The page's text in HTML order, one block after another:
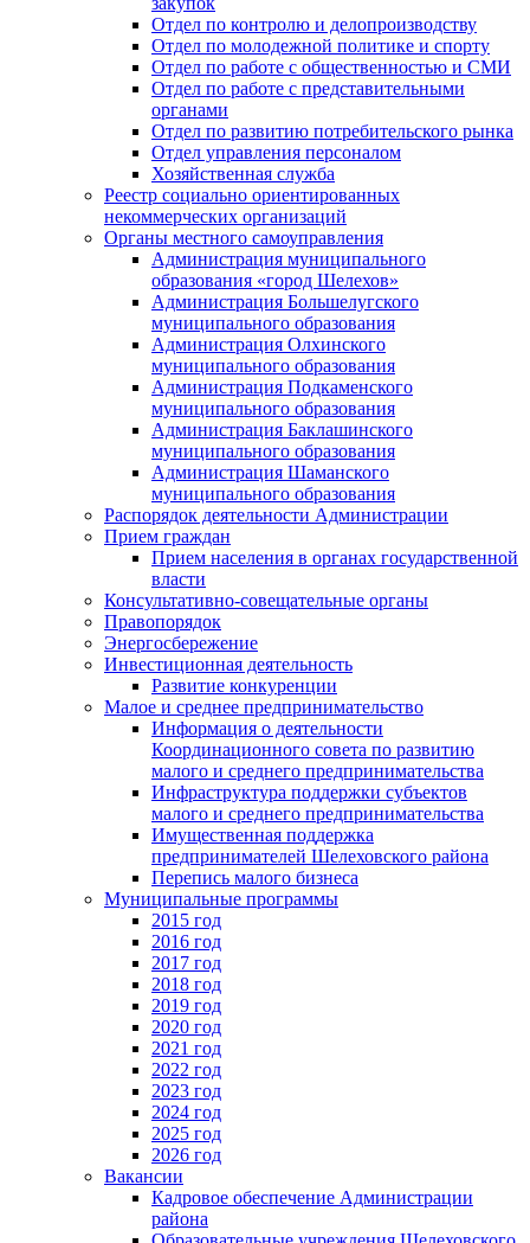
Отдел по контролю и делопроизводству
Отдел по молодежной политике и спорту
Отдел по работе с общественностью и СМИ
Отдел по работе с представительными
органами
Отдел по развитию потребительского рынка
Отдел управления персоналом
Хозяйственная служба
Реестр социально ориентированных
некоммерческих организаций
Органы местного самоуправления
Администрация муниципального
образования «город Шелехов»
Администрация Большелугского
муниципального образования
Администрация Олхинского
муниципального образования
Администрация Подкаменского
муниципального образования
Администрация Баклашинского
муниципального образования
Администрация Шаманского
муниципального образования
Распорядок деятельности Администрации
Прием граждан
Прием населения в органах государственной
власти
Консультативно-совещательные органы
Правопорядок
Энергосбережение
Инвестиционная деятельность
Развитие конкуренции
Малое и среднее предпринимательство
Информация о деятельности
Координационного совета по развитию
малого и среднего предпринимательства
Инфраструктура поддержки субъектов
малого и среднего предпринимательства
Имущественная поддержка
предпринимателей Шелеховского района
Перепись малого бизнеса
Муниципальные программы
2015 год
2016 год
2017 год
2018 год
2019 год
2020 год
2021 год
2022 год
2023 год
2024 год
2025 год
2026 год
Вакансии
Кадровое обеспечение Администрации
района